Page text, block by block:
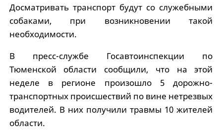
Досматривать транспорт будут со служебными
собаками, при возникновении такой
необходимости.
В пресс-службе Госавтоинспекции по
Тюменской области сообщили, что на этой
неделе в регионе произошло 5 дорожно-
транспортных происшествий по вине нетрезвых
водителей. В них получили травмы 10 жителей
области.